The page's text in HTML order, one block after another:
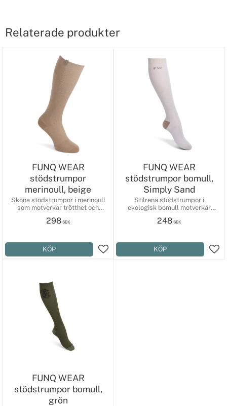
Relaterade produkter
FUNQ WEAR
stödstrumpor
merinoull, beige
Sköna stödstrumpor i merinoull
som motverkar trötthet och
298 SEK
Lägg till i favoriter
FUNQ WEAR
stödstrumpor bomull,
Simply Sand
Stilrena stödstrumpor i
ekologisk bomull motverkar
ben.
248 SEK
FUNQ WEAR
stödstrumpor bomull,
grön